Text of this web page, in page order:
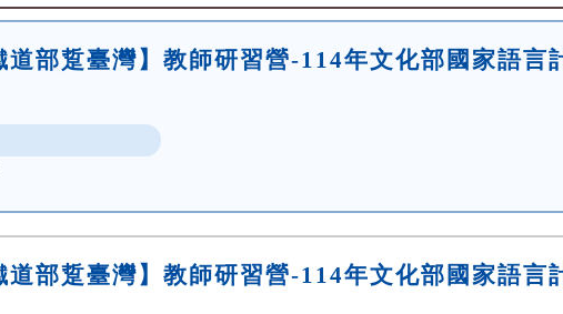
道部踅臺灣】教師研習營-114年文化部國家語言
道部踅臺灣】教師研習營-114年文化部國家語言